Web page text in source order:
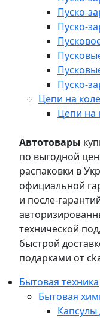
Пуско-
Пуско-
Пуско-
Цепи на
Цепи на
Автотовары
по выгодной
распаковки в
официальной
и после-
технической
быстрой
подарками от
Бытовая техника
Бытовая